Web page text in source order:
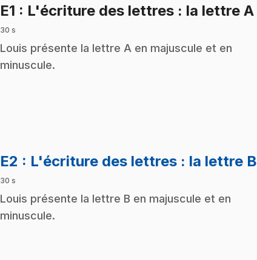
E1 : L'écriture des lettres : la lettre A.
30 s
.Louis présente la lettre A en majuscule et en
minuscule.
E2 : L'écriture des lettres : la lettre B
30 s
.Louis présente la lettre B en majuscule et en
minuscule.